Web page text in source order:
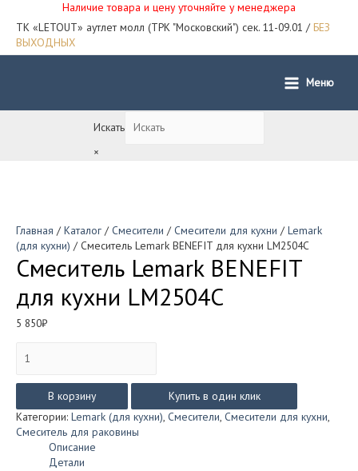
Наличие товара и цену уточняйте у менеджера
ТК «LETOUT» аутлет молл (ТРК "Московский") сек. 11-09.01 / БЕЗ
ВЫХОДНЫХ
Main
Меню
Искать
×
Главная / Каталог / Смесители / Смесители для кухни / Lemark
(для кухни) / Смеситель Lemark BENEFIT для кухни LM2504C
Смеситель Lemark BENEFIT
для кухни LM2504C
5 850₽
товара
Lemark
BENEFIT
для
кухни
LM2504C
В корзину
Купить в один клик
Категории: Lemark (для кухни), Смесители, Смесители для кухни,
Смеситель для раковины
Описание
Детали